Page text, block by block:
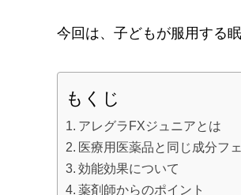
今回は、子どもが服用する
もくじ
アレグラFXジュニアとは
医療用医薬品と同じ成分フ
効能効果について
薬剤師からのポイント